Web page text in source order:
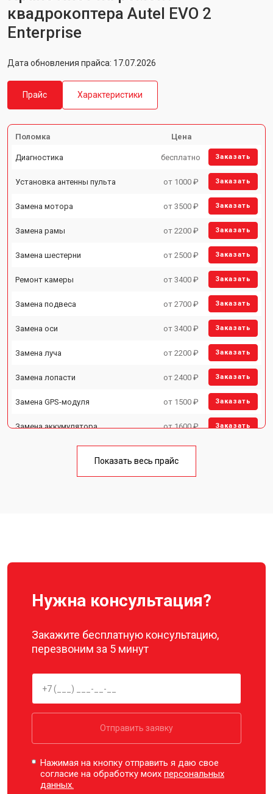
квадрокоптера Autel EVO 2
Enterprise
Дата обновления прайса: 17.07.2026
Прайс Характеристики
Поломка Цена
Диагностика бесплатно Заказать
Установка антенны пульта от 1000 ₽ Заказать
Замена мотора от 3500 ₽ Заказать
Замена рамы от 2200 ₽ Заказать
Замена шестерни от 2500 ₽ Заказать
Ремонт камеры от 3400 ₽ Заказать
Замена подвеса от 2700 ₽ Заказать
Замена оси от 3400 ₽ Заказать
Замена луча от 2200 ₽ Заказать
Замена лопасти от 2400 ₽ Заказать
Замена GPS-модуля от 1500 ₽ Заказать
Замена аккумулятора от 1600 ₽ Заказать
от 1800 ₽
Показать весь прайс
Нужна консультация?
Закажите бесплатную консультацию,
перезвоним за 5 минут
Отправить заявку
Нажимая на кнопку отправить я даю свое
согласие на обработку моихперсональных
данных.